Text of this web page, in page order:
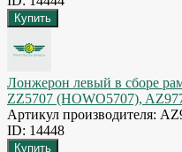
Лонжерон левый в сборе
ZZ5707 (HOWO5707),
Артикул производителя:
ID: 14448